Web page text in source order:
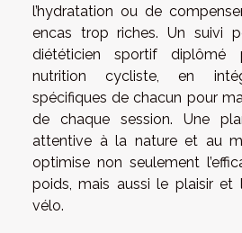
l’hydratation ou de
encas trop riches. Un suivi
diététicien sportif diplômé
nutrition cycliste, en
spécifiques de chacun pour
de chaque session. Une
attentive à la nature et au
optimise non seulement
poids, mais aussi le plaisir et
vélo.